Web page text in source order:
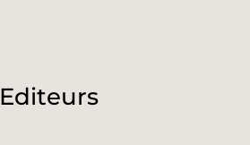
Editeurs